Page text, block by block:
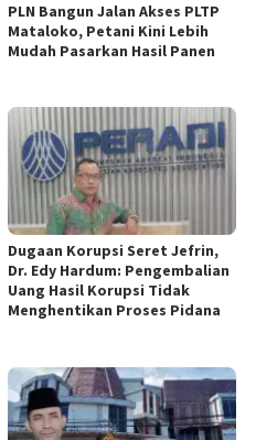
PLN Bangun Jalan Akses PLTP
Mataloko, Petani Kini Lebih
Mudah Pasarkan Hasil Panen
Dugaan Korupsi Seret Jefrin,
Dr. Edy Hardum: Pengembalian
Uang Hasil Korupsi Tidak
Menghentikan Proses Pidana